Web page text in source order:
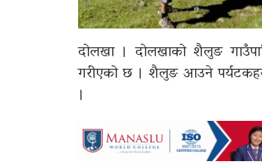
दोलखा ।दोलखाको शैलुङ
गरीएको छ । शैलुङ आउने
।